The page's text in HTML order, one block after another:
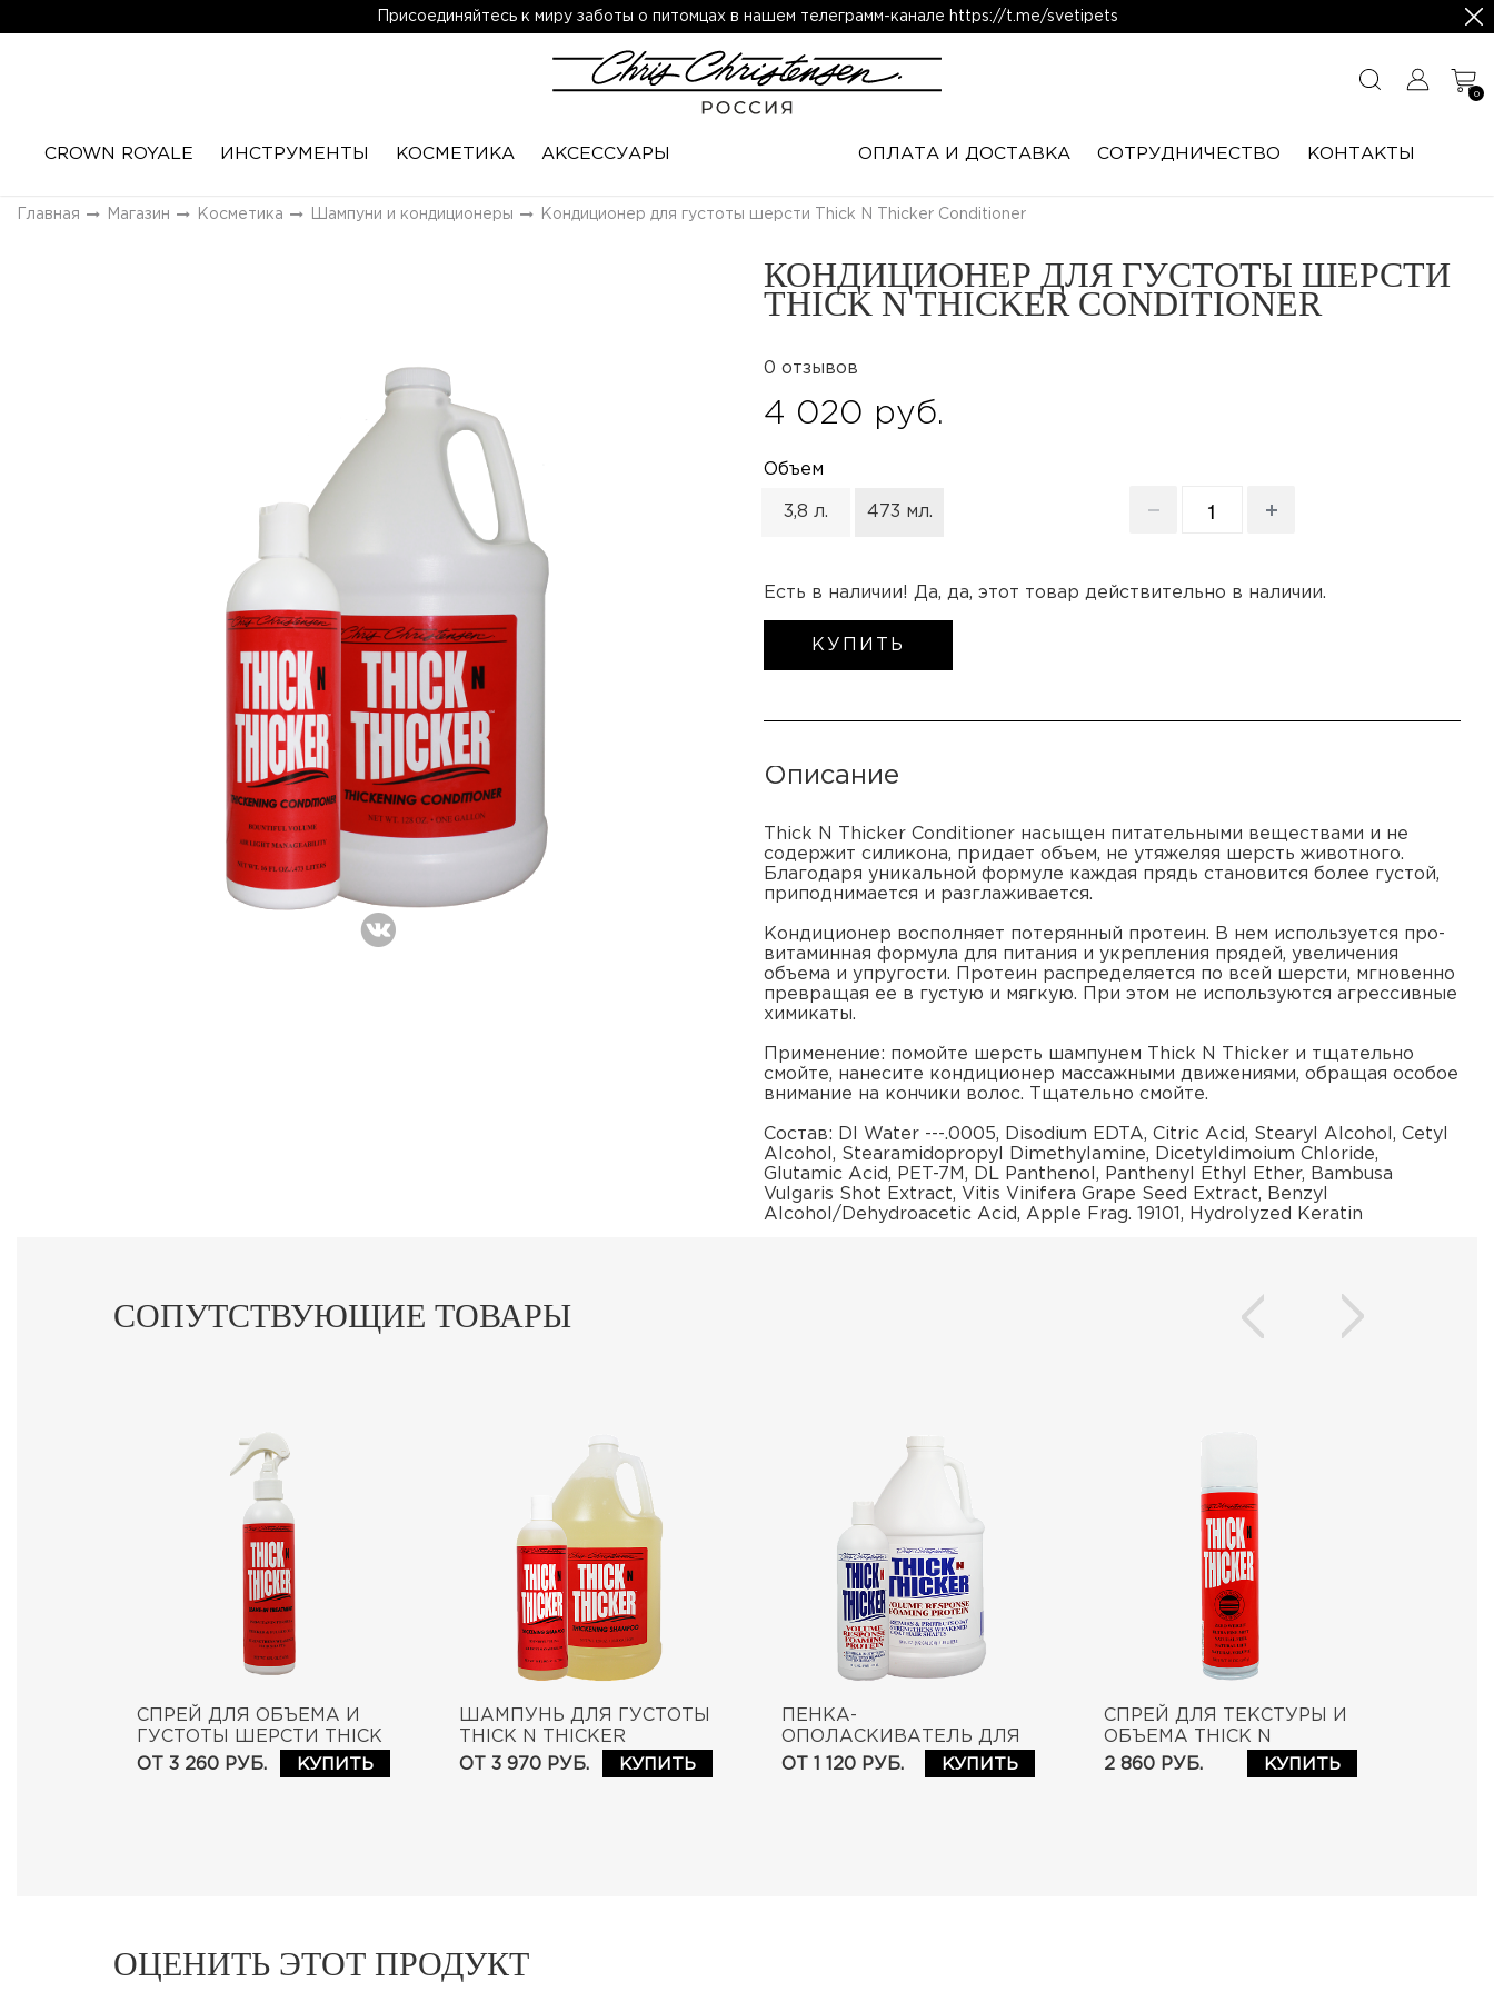
Присоединяйтесь к миру заботы о питомцах в нашем телеграмм-канале https://t.me/svetipets
0
CROWN ROYALE ИНСТРУМЕНТЫ КОСМЕТИКА АКСЕССУАРЫ ОПЛАТА И ДОСТАВКА CОТРУДНИЧЕСТВО КОНТАКТЫ
Главная Магазин Косметика Шампуни и кондиционеры Кондиционер для густоты шерсти Thick N Thicker Conditioner
КОНДИЦИОНЕР ДЛЯ ГУСТОТЫ ШЕРСТИ
THICK N THICKER CONDITIONER
0 отзывов
4 020 руб.
Объем
3,8 л. 473 мл.
Есть в наличии! Да, да, этот товар действительно в наличии.
КУПИТЬ
Описание
Thick N Thicker Conditioner насыщен питательными веществами и не
содержит силикона, придает объем, не утяжеляя шерсть животного.
Благодаря уникальной формуле каждая прядь становится более густой,
приподнимается и разглаживается.
Кондиционер восполняет потерянный протеин. В нем используется про-
витаминная формула для питания и укрепления прядей, увеличения
объема и упругости. Протеин распределяется по всей шерсти, мгновенно
превращая ее в густую и мягкую. При этом не используются агрессивные
химикаты.
Применение: помойте шерсть шампунем Thick N Thicker и тщательно
смойте, нанесите кондиционер массажными движениями, обращая особое
внимание на кончики волос. Тщательно смойте.
Состав: DI Water ---.0005, Disodium EDTA, Citric Acid, Stearyl Alcohol, Cetyl
Alcohol, Stearamidopropyl Dimethylamine, Dicetyldimoium Chloride,
Glutamic Acid, PET-7M, DL Panthenol, Panthenyl Ethyl Ether, Bambusa
Vulgaris Shot Extract, Vitis Vinifera Grape Seed Extract, Benzyl
Alcohol/Dehydroacetic Acid, Apple Frag. 19101, Hydrolyzed Keratin
СОПУТСТВУЮЩИЕ ТОВАРЫ
СПРЕЙ ДЛЯ ОБЪЕМА И
ГУСТОТЫ ШЕРСТИ THICK
N THICKER LEAVE-IN
ОТ 3 260 РУБ. КУПИТЬ
ШАМПУНЬ ДЛЯ ГУСТОТЫ
THICK N THICKER
SHAMPOO
ОТ 3 970 РУБ. КУПИТЬ
ПЕНКА-
ОПОЛАСКИВАТЕЛЬ ДЛЯ
ОБЪЕМА THICK N
THICKER VOLUME
ОТ 1 120 РУБ. КУПИТЬ
СПРЕЙ ДЛЯ ТЕКСТУРЫ И
ОБЪЕМА THICK N
THICKER BODIFIER
TEXTURIZER SPRAY
2 860 РУБ. КУПИТЬ
ОЦЕНИТЬ ЭТОТ ПРОДУКТ